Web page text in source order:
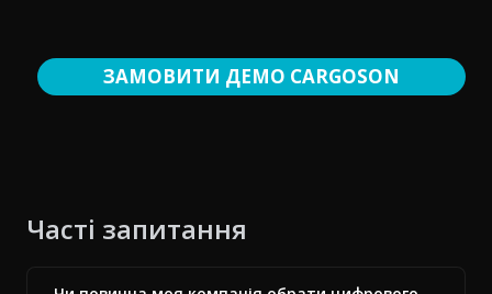
ЗАМОВИТИ ДЕМО CARGOSON
Часті запитання